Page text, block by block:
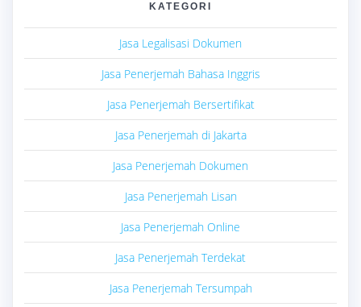
KATEGORI
Jasa Legalisasi Dokumen
Jasa Penerjemah Bahasa Inggris
Jasa Penerjemah Bersertifikat
Jasa Penerjemah di Jakarta
Jasa Penerjemah Dokumen
Jasa Penerjemah Lisan
Jasa Penerjemah Online
Jasa Penerjemah Terdekat
Jasa Penerjemah Tersumpah